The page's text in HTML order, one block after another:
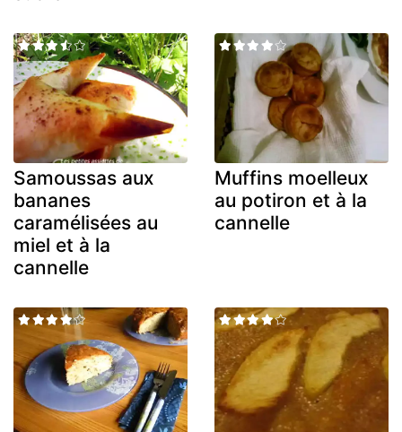
Samoussas aux
bananes
caramélisées au
miel et à la
cannelle
Muffins moelleux
au potiron et à la
cannelle